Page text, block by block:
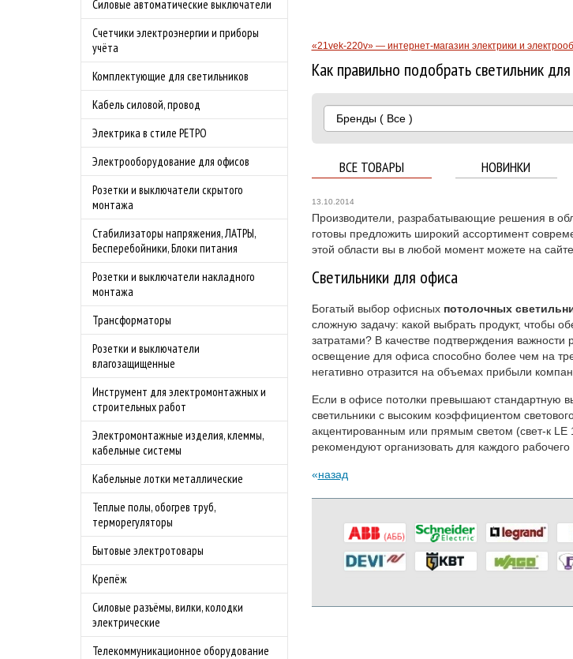
Силовые автоматические выключатели
Счетчики электроэнергии и приборы
учёта
Комплектующие для светильников
Кабель силовой, провод
Электрика в стиле РЕТРО
Электрооборудование для офисов
Розетки и выключатели скрытого
монтажа
Стабилизаторы напряжения, ЛАТРЫ,
Бесперебойники, Блоки питания
Розетки и выключатели накладного
монтажа
Трансформаторы
Розетки и выключатели
влагозащищенные
Инструмент для электромонтажных и
строительных работ
Электромонтажные изделия, клеммы,
кабельные системы
Кабельные лотки металлические
Теплые полы, обогрев труб,
терморегуляторы
Бытовые электротовары
Крепёж
Силовые разъёмы, вилки, колодки
электрические
Телекоммуникационное оборудование
шашлыков.
Подробности акции
«21vek-220v» — интернет-магазин электрики и
Как правильно подобрать светильник
Бренды( Все )
ВСЕ ТОВАРЫ НОВИНКИ
13.10.2014
Производители, разрабатывающие решения в
готовы предложить широкий ассортимент
этой области вы в любой момент можете на
Светильники для офиса
Богатый выбор офисных потолочных
сложную задачу: какой выбрать продукт, чтобы
затратами? В качестве подтверждения
освещение для офиса способно более чем на
негативно отразится на объемах прибыли
Если в офисе потолки превышают стандартную
светильники с высоким коэффициентом
акцентированным или прямым светом (свет-к
рекомендуют организовать для каждого
назад